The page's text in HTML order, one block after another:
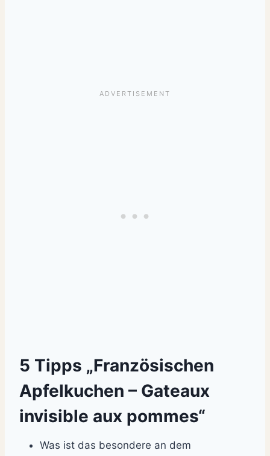
5 Tipps „Französischen
Apfelkuchen – Gateaux
invisible aux pommes“
Was ist das besondere an dem